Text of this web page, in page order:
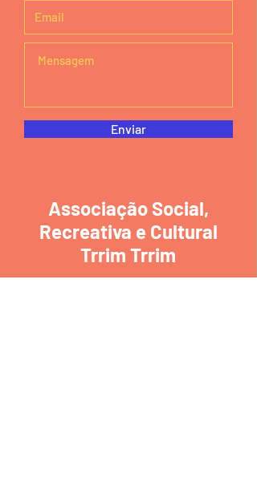
Enviar
Associação Social,
Recreativa e Cultural
Trrim Trrim
R. Tapada 261 Tras.,4430-244Vila